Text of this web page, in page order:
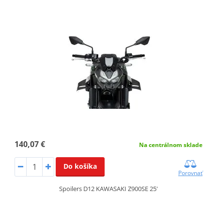
140,07 € Na centrálnom sklade
Do košíka
Porovnať
Spoilers D12 KAWASAKI Z900SE 25'